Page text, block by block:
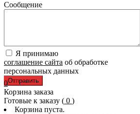
Сообщение
Я принимаю
соглашение сайта об обработке
персональных данных
0
Корзина заказа
Готовые к заказу ( 0 )
Корзина пуста.